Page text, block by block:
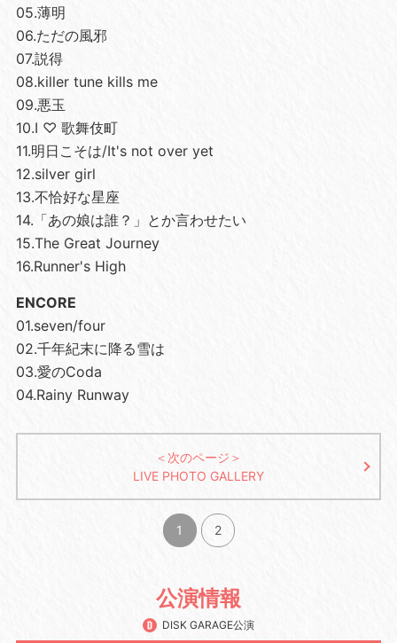
05.薄明
06.ただの風邪
07.説得
08.killer tune kills me
09.悪玉
10.I ♡ 歌舞伎町
11.明日こそは/It's not over yet
12.silver girl
13.不恰好な星座
14.「あの娘は誰？」とか言わせたい
15.The Great Journey
16.Runner's High
ENCORE
01.seven/four
02.千年紀末に降る雪は
03.愛のCoda
04.Rainy Runway
＜次のページ＞
LIVE PHOTO GALLERY
1 2
公演情報
DISK GARAGE公演